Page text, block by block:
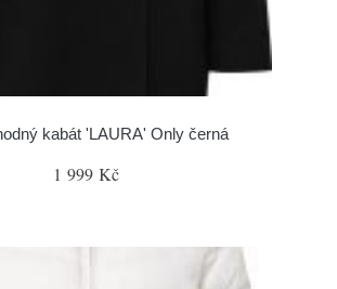
kabát 'LAURA' Only černá
1 999 Kč